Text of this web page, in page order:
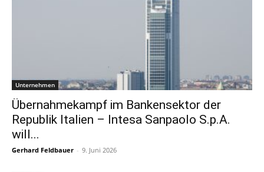
Unternehmen
Übernahmekampf im Bankensektor der
Republik Italien – Intesa Sanpaolo S.p.A.
will...
Gerhard Feldbauer - 9. Juni 2026